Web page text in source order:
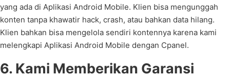
yang ada di Aplikasi Android Mobile. Klien bisa mengunggah
konten tanpa khawatir hack, crash, atau bahkan data hilang.
Klien bahkan bisa mengelola sendiri kontennya karena kami
melengkapi Aplikasi Android Mobile dengan Cpanel.
6. Kami Memberikan Garansi